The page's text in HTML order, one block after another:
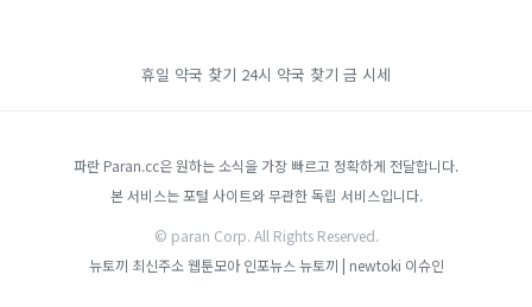
휴일 약국 찾기 24시 약국 찾기 금 시세
파란 Paran.cc은 원하는 소식을 가장 빠르고 정확하게 전달합니다.
본 서비스는 포털 사이트와 무관한 독립 서비스입니다.
© paran Corp. All Rights Reserved.
뉴토끼 최신주소 웹툰모아 인포뉴스 뉴토끼 | newtoki 이슈인